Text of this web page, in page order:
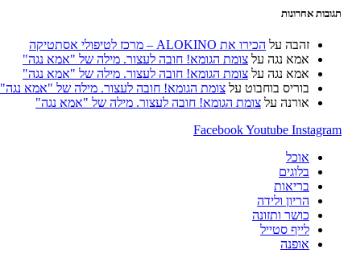
תגובות אחרונות
זהבה על הכירו את ALOKINO – מרכז לטיפולי אסתטיקה
אמא נגה על צומת הגומא! חובה לעצור. מילה של "אמא נגה"
אמא נגה על צומת הגומא! חובה לעצור. מילה של "אמא נגה"
בוריס בוחבוט על צומת הגומא! חובה לעצור. מילה של "אמא נגה"
אורנה על צומת הגומא! חובה לעצור. מילה של "אמא נגה"
FacebookYoutube Instagram
אוכל
בלוגים
בריאות
הריון ולידה
כושר ותזונה
לייף סטייל
אופנה